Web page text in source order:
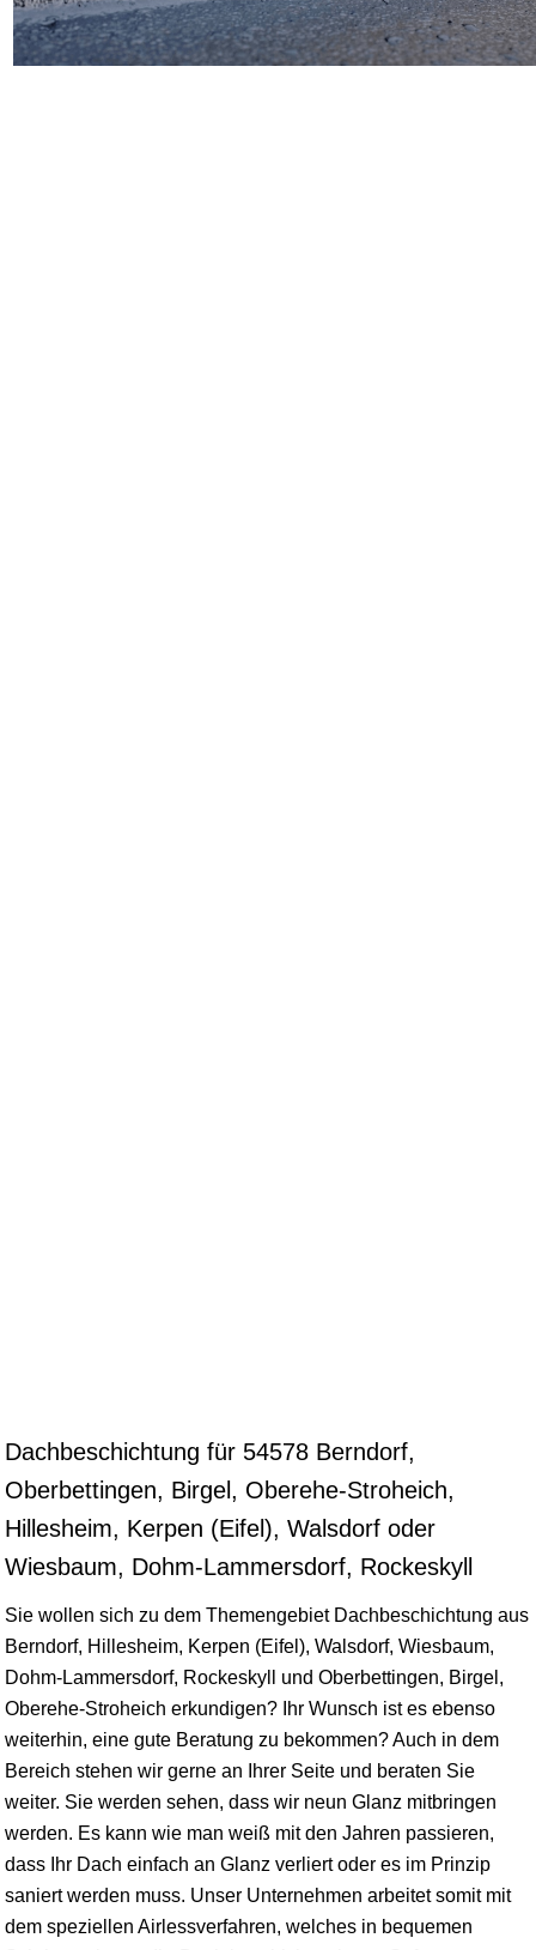
Dachbeschichtung für 54578 Berndorf,
Oberbettingen, Birgel, Oberehe-Stroheich,
Hillesheim, Kerpen (Eifel), Walsdorf oder
Wiesbaum, Dohm-Lammersdorf, Rockeskyll
Sie wollen sich zu dem Themengebiet Dachbeschichtung aus
Berndorf, Hillesheim, Kerpen (Eifel), Walsdorf, Wiesbaum,
Dohm-Lammersdorf, Rockeskyll und Oberbettingen, Birgel,
Oberehe-Stroheich erkundigen? Ihr Wunsch ist es ebenso
weiterhin, eine gute Beratung zu bekommen? Auch in dem
Bereich stehen wir gerne an Ihrer Seite und beraten Sie
weiter. Sie werden sehen, dass wir neun Glanz mitbringen
werden. Es kann wie man weiß mit den Jahren passieren,
dass Ihr Dach einfach an Glanz verliert oder es im Prinzip
saniert werden muss. Unser Unternehmen arbeitet somit mit
dem speziellen Airlessverfahren, welches in bequemen